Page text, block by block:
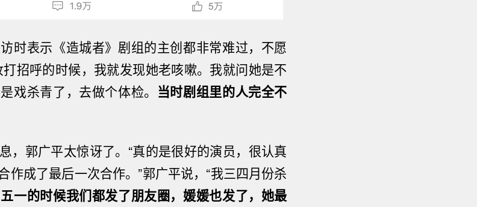
时表示《造城者》剧组的主创都非常难过，不愿
打招呼的时候，我就发现她老咳嗽。我就问她是不
戏杀青了，去做个体检。 当时剧组里的人完全不
，郭广平太惊讶了。 “真的是很好的演员，很认真
作成了最后一次合作。”郭广平说，“我三四月份杀
五一的时候我们都发了朋友圈，媛媛也发了，她最